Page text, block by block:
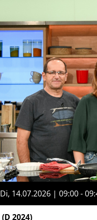
Di, 14.07.2026 | 09:00 -
(D 2024)